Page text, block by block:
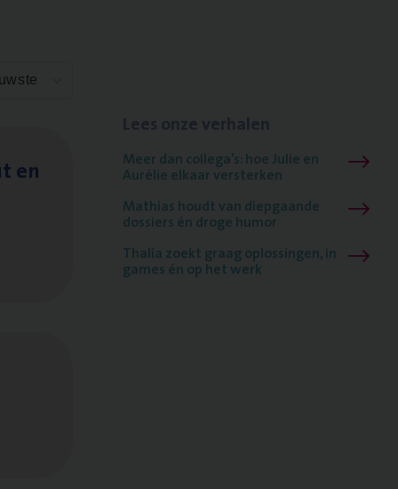
en
Meer dan collega’s: hoe Julie en
Aurélie elkaar versterken
Mathias houdt van diepgaande
dossiers én droge humor
Thalia zoekt graag oplossingen, in
games én op het werk